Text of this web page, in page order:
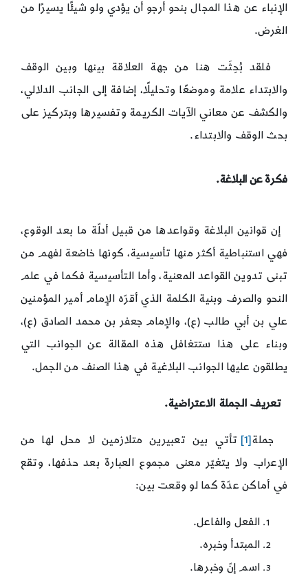
الإنباء عن هذا المجال بنحو أرجو أن يؤدي ولو شيئًا يسيرًا من
الغرض.
فلقد بُحِثَت هنا من جهة العلاقة بينها وبين الوقف
والابتداء علامة وموضعًا وتحليلًا، إضافة إلى الجانب الدلالي،
والكشف عن معاني الآيات الكريمة وتفسيرها وبتركيز على
بحث الوقف والابتداء.
فكرة عن البلاغة.
إن قوانين البلاغة وقواعدها من قبيل أدلّة ما بعد الوقوع،
فهي استنباطية أكثر منها تأسيسية، كونها خاضعة لفهم من
تبنى تدوين القواعد المعنية، وأما التأسيسية فكما في علم
النحو والصرف وبنية الكلمة الذي أقرّه الإمام أمير المؤمنين
علي بن أبي طالب (ع)، والإمام جعفر بن محمد الصادق (ع)،
وبناء على هذا ستتغافل هذه المقالة عن الجوانب التي
يطلقون عليها الجوانب البلاغية في هذا الصنف من الجمل.
تعريف الجملة الاعتراضية.
جملة [1]
تأتي بين تعبيرين متلازمين لا محل لها من
الإعراب ولا يتغيّر معنى مجموع العبارة بعد حذفها، وتقع
في أماكن عدّة كما لو وقعت بين:
الفعل والفاعل.
المبتدأ وخبره.
اسم إنّ وخبرها.